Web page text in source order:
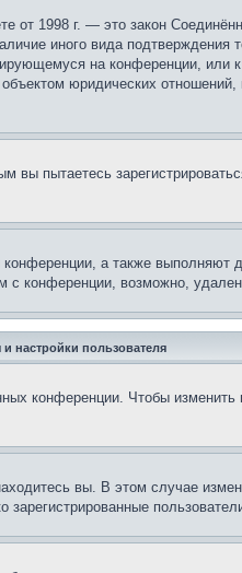
от 1998 г. — это закон
иного вида
на конференции, или
юридических отношений,
пытаетесь
а также выполняют
с конференции, возможно,
настройки пользователя
конференции. Чтобы
вы. В этом случае